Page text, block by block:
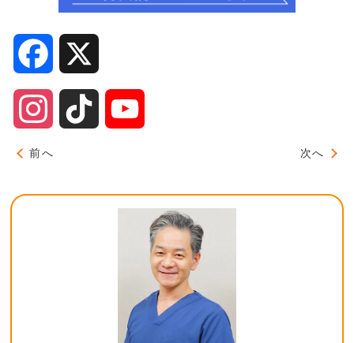
Facebook
InstagramTikTok
前へ 次へ